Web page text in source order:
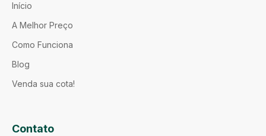
Início
A Melhor Preço
Como Funciona
Blog
Venda sua cota!
Contato